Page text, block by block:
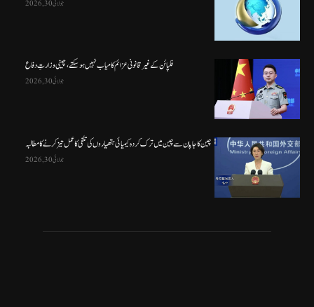
جولائی 30, 2026
فلپائن کے غیر قانونی عزائم کامیاب نہیں ہو سکتے ، چینی وزارتِ دفاع
جولائی 30, 2026
چین کا جاپان سے چین میں ترک کردہ کیمیائی ہتھیاروں کی تلفی کا عمل تیز کرنے کا مطالبہ
جولائی 30, 2026